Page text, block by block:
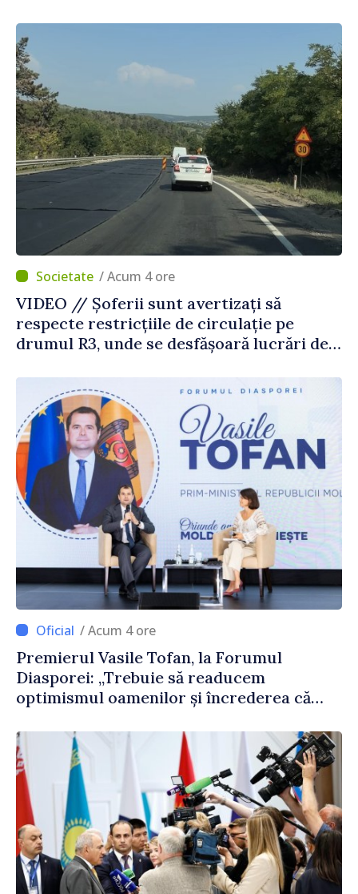
Străinătate
/ Acum 4 ore
VIDEO // Șoferii sunt avertizați să
respecte restricțiile de circulație pe
drumul R3, unde se desfășoară lucrări de
/ Acum 4 ore
Premierul Vasile Tofan, la Forumul
Diasporei: „Trebuie să readucem
optimismul oamenilor și încrederea că
corectă”